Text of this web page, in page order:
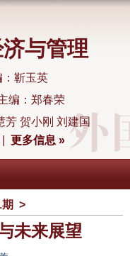
与管理
：靳玉英
编：郑春荣
芳 贺小刚 刘建国
更多信息 »
>
未来展望